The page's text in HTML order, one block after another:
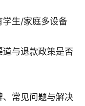
学生/家庭多设备
与退款政策是否
常见问题与解决